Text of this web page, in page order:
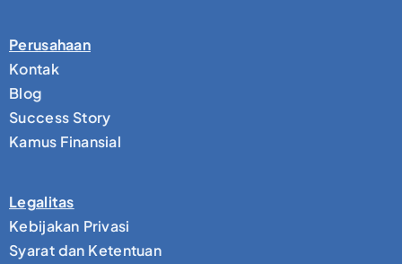
Perusahaan
Kontak
Blog
Success Story
Kamus Finansial
Legalitas
Kebijakan Privasi
Syarat dan Ketentuan